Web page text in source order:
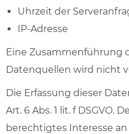
Uhrzeit der
IP-Adresse
Eine Zusammenführung
Datenquellen wird nicht
Die Erfassung dieser
Art. 6 Abs. 1 lit. f DSGVO.
berechtigtes Interesse